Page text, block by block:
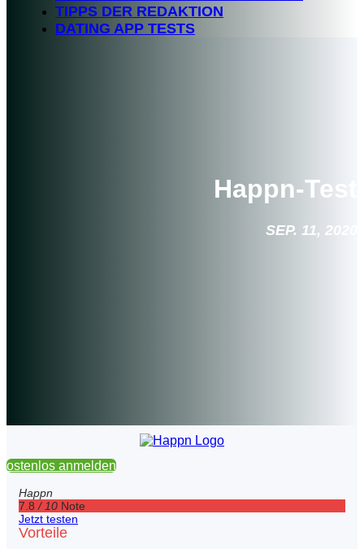
TIPPS DER REDAKTION
DATING APP TESTS
Happn-Test
SEP. 11, 2020
anmelden
Happn
7.8 / 10 Note
Jetzt testen
Vorteile